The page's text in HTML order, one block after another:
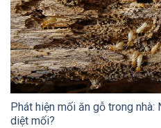
Phát hiện mối ăn gỗ trong
diệt mối?